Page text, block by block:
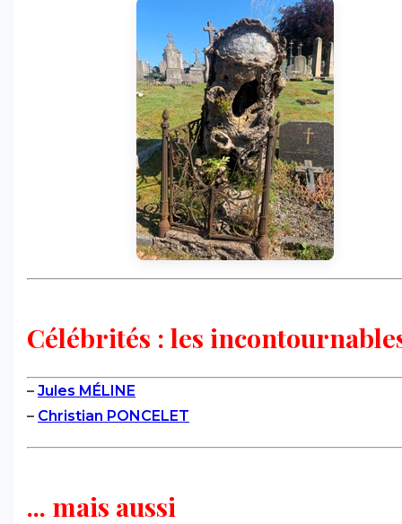
Célébrités : les
– Jules MÉLINE
– Christian PONCELET
... mais aussi